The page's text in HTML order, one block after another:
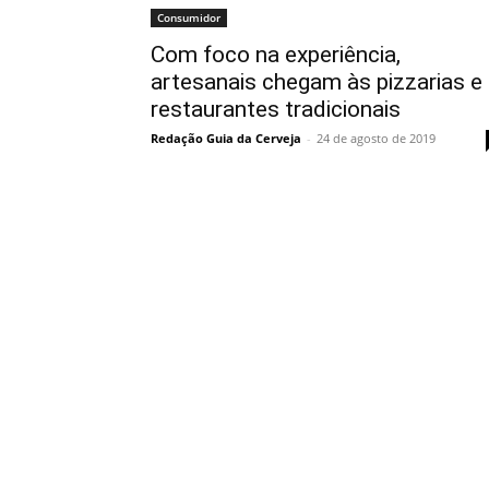
Consumidor
Com foco na experiência,
artesanais chegam às pizzarias e
restaurantes tradicionais
Redação Guia da Cerveja - 24 de agosto de 2019